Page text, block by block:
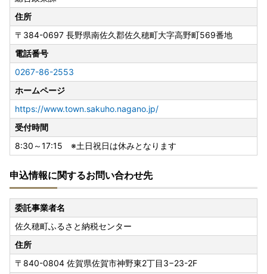
住所
〒384-0697 長野県南佐久郡佐久穂町大字高野町569番地
電話番号
0267-86-2553
ホームページ
https://www.town.sakuho.nagano.jp/
受付時間
8:30～17:15 ※土日祝日は休みとなります
申込情報に関するお問い合わせ先
委託事業者名
佐久穂町ふるさと納税センター
住所
〒840-0804 佐賀県佐賀市神野東2丁目3−23-2F